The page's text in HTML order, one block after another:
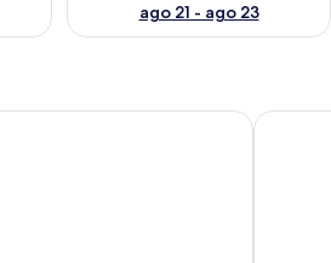
ago 21 - ago 23
of Athens A